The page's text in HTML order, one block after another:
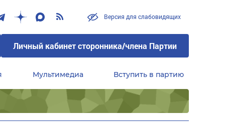
Версия для слабовидящих
Личный кабинет сторонника/члена Партии
Мультимедиа Вступить в партию